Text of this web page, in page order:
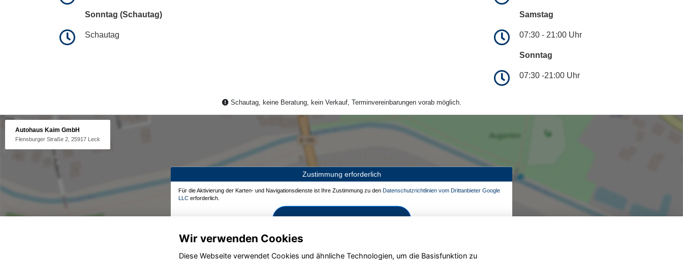
Sonntag (Schautag)
Schautag
Samstag
07:30 - 21:00 Uhr
Sonntag
07:30 -21:00 Uhr
Schautag, keine Beratung, kein Verkauf, Terminvereinbarungen vorab möglich.
Autohaus Kaim GmbH
Flensburger Straße 2, 25917 Leck
Zustimmung erforderlich
Für die Aktivierung der Karten- und Navigationsdienste ist Ihre Zustimmung zu den Datenschutzrichtlinien vom Drittanbieter Google
LLC erforderlich.
Zustimmen und aktivieren
Wir verwenden Cookies
Diese Webseite verwendet Cookies und ähnliche Technologien, um die Basisfunktion zu